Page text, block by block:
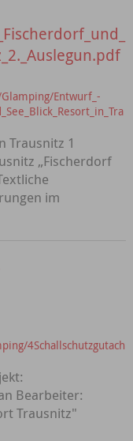
Entwurf_-
Trausnitz 1
„Fischerdorf
im
4Schallschutzgutach
Bearbeiter:
Trausnitz"